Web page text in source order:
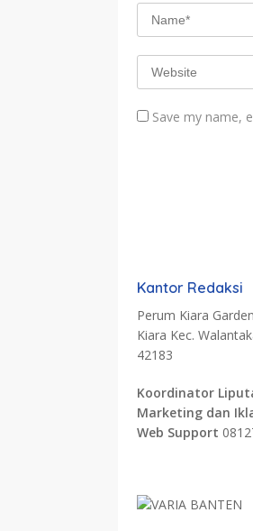
Save my name,
Kantor Redaksi
Perum Kiara
Kiara Kec.
42183
Koordinator
Marketing dan
Web Support